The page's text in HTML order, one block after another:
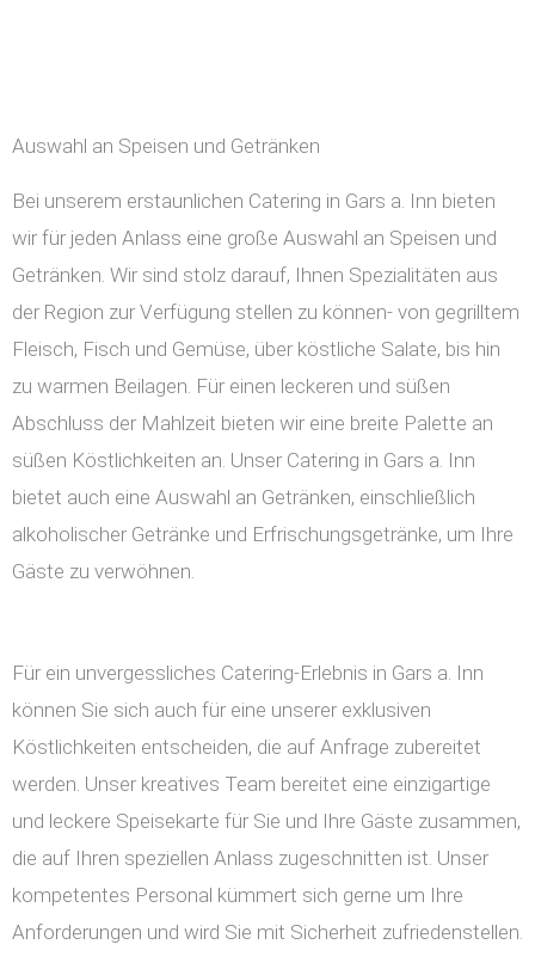
Auswahl an Speisen und Getränken
Bei unserem erstaunlichen Catering in Gars a. Inn bieten
wir für jeden Anlass eine große Auswahl an Speisen und
Getränken. Wir sind stolz darauf, Ihnen Spezialitäten aus
der Region zur Verfügung stellen zu können- von gegrilltem
Fleisch, Fisch und Gemüse, über köstliche Salate, bis hin
zu warmen Beilagen. Für einen leckeren und süßen
Abschluss der Mahlzeit bieten wir eine breite Palette an
süßen Köstlichkeiten an. Unser Catering in Gars a. Inn
bietet auch eine Auswahl an Getränken, einschließlich
alkoholischer Getränke und Erfrischungsgetränke, um Ihre
Gäste zu verwöhnen.
Für ein unvergessliches Catering-Erlebnis in Gars a. Inn
können Sie sich auch für eine unserer exklusiven
Köstlichkeiten entscheiden, die auf Anfrage zubereitet
werden. Unser kreatives Team bereitet eine einzigartige
und leckere Speisekarte für Sie und Ihre Gäste zusammen,
die auf Ihren speziellen Anlass zugeschnitten ist. Unser
kompetentes Personal kümmert sich gerne um Ihre
Anforderungen und wird Sie mit Sicherheit zufriedenstellen.